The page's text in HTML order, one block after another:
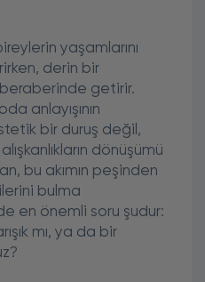
yaşamlarını
derin bir
getirir.
anlayışının
bir duruş değil,
dönüşümü
bu akımın peşinden
bulma
en önemli soru şudur:
mı, ya da bir